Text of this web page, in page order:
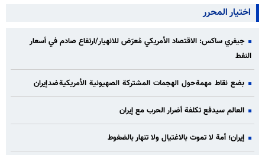
اختيار المحرر
جيفري ساكس: الاقتصاد الأمريكي مُعرّض للانهيار/ارتفاع صادم في أسعار
النفط
بضع نقاط مهمة حول الهجمات المشتركة الصهيونية الأمريكية ضد إيران
العالم سيدفع تكلفة أضرار الحرب مع إيران
إيران؛ أمة لا تموت بالاغتيال ولا تنهار بالضغوط